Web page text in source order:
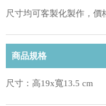
尺寸均可客製化製作，
商品規格
尺寸：高19x寬13.5 cm